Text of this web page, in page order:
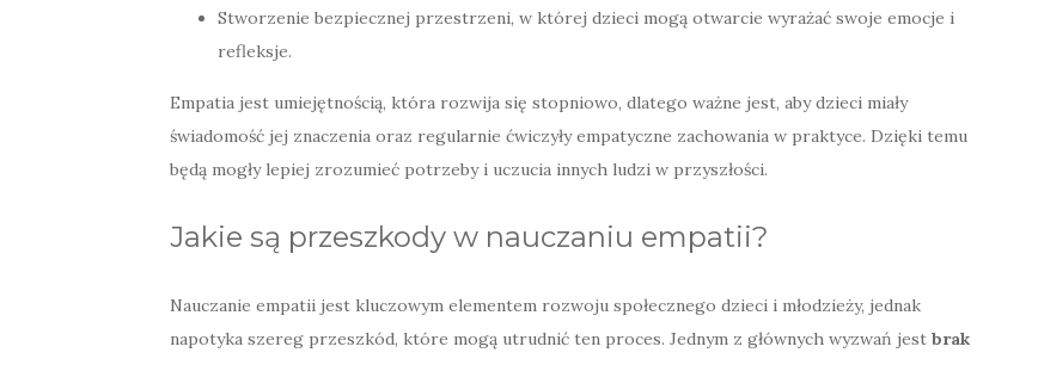
Stworzenie bezpiecznej przestrzeni, w której dzieci mogą otwarcie wyrażać swoje emocje i
refleksje.
Empatia jest umiejętnością, która rozwija się stopniowo, dlatego ważne jest, aby dzieci miały
świadomość jej znaczenia oraz regularnie ćwiczyły empatyczne zachowania w praktyce. Dzięki temu
będą mogły lepiej zrozumieć potrzeby i uczucia innych ludzi w przyszłości.
Jakie są przeszkody w nauczaniu empatii?
Nauczanie empatii jest kluczowym elementem rozwoju społecznego dzieci i młodzieży, jednak
napotyka szereg przeszkód, które mogą utrudnić ten proces. Jednym z głównych wyzwań jest brak